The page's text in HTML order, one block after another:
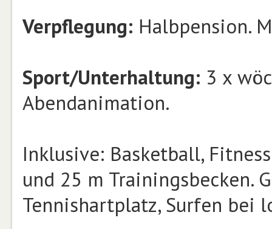
Verpflegung: Halbpension.
Sport/Unterhaltung: 3 x
Abendanimation.
Inklusive: Basketball,
und 25 m Trainingsbecken.
Tennishartplatz, Surfen bei